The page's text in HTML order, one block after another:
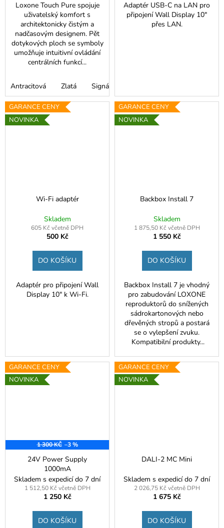
Loxone Touch Pure spojuje
uživatelský komfort s
architektonicky čistým a
nadčasovým designem. Pět
dotykových ploch se symboly
umožňuje intuitivní ovládání
centrálních funkcí...
Antracitová Zlatá Signální bílá
Adaptér USB-C na LAN pro
připojení Wall Display 10"
přes LAN.
GARANCE CENY
NOVINKA
Wi-Fi adaptér
Skladem
605 Kč včetně DPH
500 Kč
DO KOŠÍKU
Adaptér pro připojení Wall
Display 10" k Wi-Fi.
GARANCE CENY
NOVINKA
Backbox Install 7
Skladem
1 875,50 Kč včetně DPH
1 550 Kč
DO KOŠÍKU
Backbox Install 7 je vhodný
pro zabudování LOXONE
reproduktorů do snížených
sádrokartonových nebo
dřevěných stropů a postará
se o vylepšení zvuku.
Kompatibilní produkty...
GARANCE CENY
NOVINKA
1 300 KČ –3 %
24V Power Supply
1000mA
Skladem s expedicí do 7 dní
1 512,50 Kč včetně DPH
1 250 Kč
DO KOŠÍKU
GARANCE CENY
NOVINKA
DALI-2 MC Mini
Skladem s expedicí do 7 dní
2 026,75 Kč včetně DPH
1 675 Kč
DO KOŠÍKU